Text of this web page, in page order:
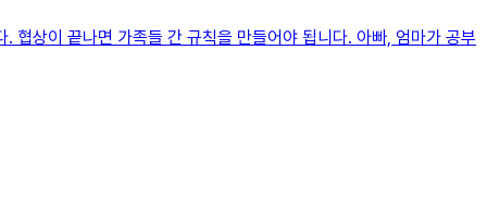
협상이 끝나면 가족들 간 규칙을 만들어야 됩니다. 아빠, 엄마가 공부